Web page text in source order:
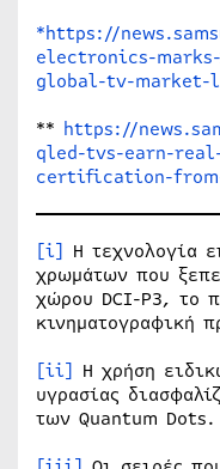
*https://
electronics-
global-tv-market-
** https://
qled-tvs-earn-
certification-
[i] Η τεχνολογία
χρωμάτων που
χώρου DCI-P3, το
κινηματογραφική
[ii] Η χρήση
υγρασίας
των Quantum Dots.